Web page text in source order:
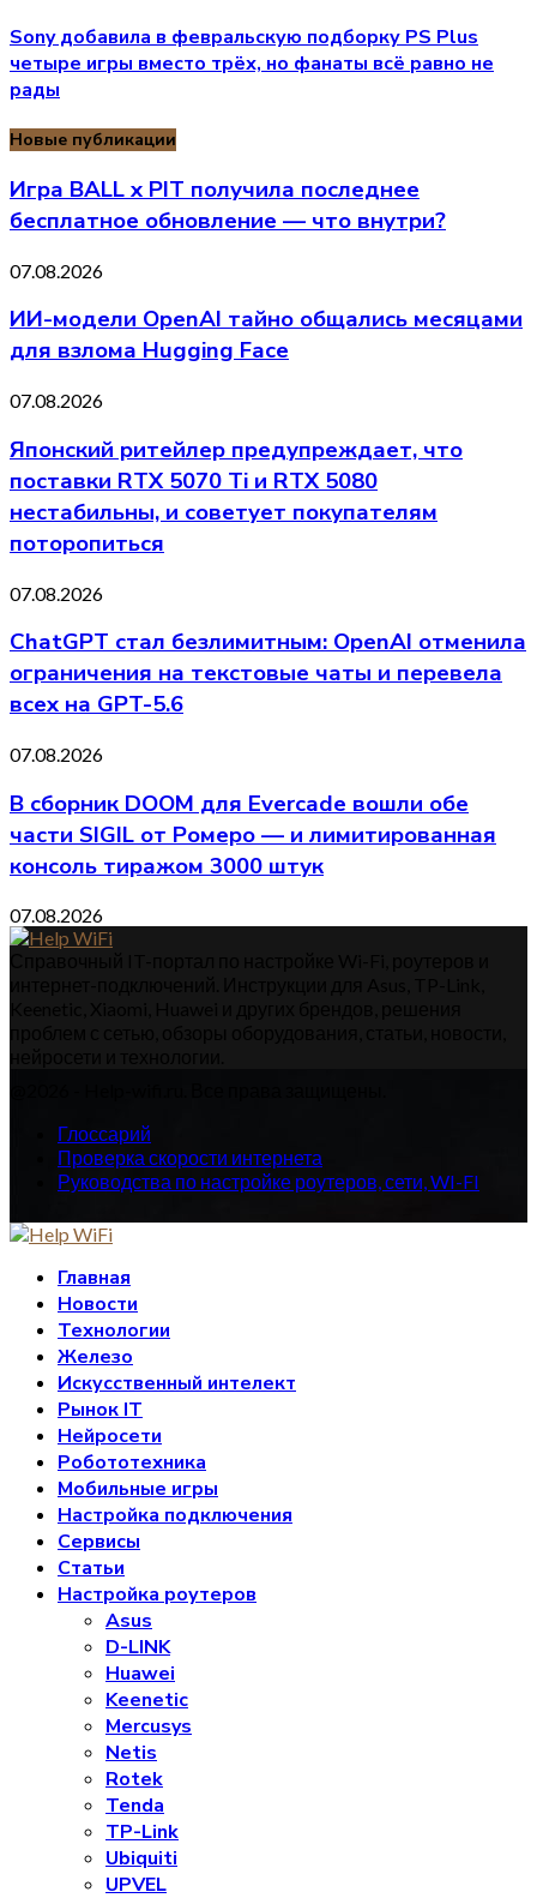
Sony добавила в февральскую подборку PS Plus
четыре игры вместо трёх, но фанаты всё равно не
рады
Новые публикации
Игра BALL x PIT получила последнее
бесплатное обновление — что внутри?
07.08.2026
ИИ-модели OpenAI тайно общались месяцами
для взлома Hugging Face
07.08.2026
Японский ритейлер предупреждает, что
поставки RTX 5070 Ti и RTX 5080
нестабильны, и советует покупателям
поторопиться
07.08.2026
ChatGPT стал безлимитным: OpenAI отменила
ограничения на текстовые чаты и перевела
всех на GPT-5.6
07.08.2026
В сборник DOOM для Evercade вошли обе
части SIGIL от Ромеро — и лимитированная
консоль тиражом 3000 штук
07.08.2026
Глоссарий
Проверка скорости интернета
Руководства по настройке роутеров, сети, WI-FI
Главная
Новости
Технологии
Железо
Искусственный интелект
Рынок IT
Нейросети
Робототехника
Мобильные игры
Настройка подключения
Сервисы
Статьи
Настройка роутеров
Asus
D-LINK
Huawei
Keenetic
Mercusys
Netis
Rotek
Tenda
TP-Link
Ubiquiti
UPVEL